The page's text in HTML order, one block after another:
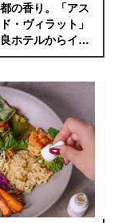
の香り。「アス
・ヴィラット」
ホテルからイン
ョンを得たパフ
売。